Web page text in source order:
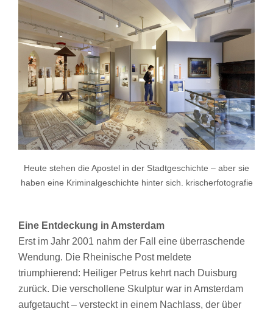
Heute stehen die Apostel in der Stadtgeschichte – aber sie
haben eine Kriminalgeschichte hinter sich. krischerfotografie
Eine Entdeckung in Amsterdam
Erst im Jahr 2001 nahm der Fall eine überraschende
Wendung. Die Rheinische Post meldete
triumphierend: Heiliger Petrus kehrt nach Duisburg
zurück. Die verschollene Skulptur war in Amsterdam
aufgetaucht – versteckt in einem Nachlass, der über